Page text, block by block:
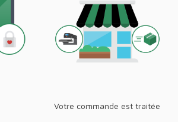
Votre commande est traitée